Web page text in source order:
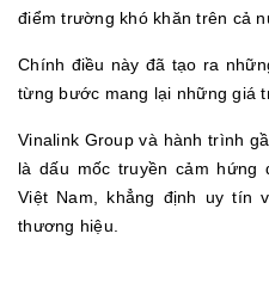
điểm trường khó khăn trên cả
Chính điều này đã tạo ra
từng bước mang lại những giá
Vinalink Group và hành trình
là dấu mốc truyền cảm hứng
Việt Nam, khẳng định uy tín
thương hiệu.